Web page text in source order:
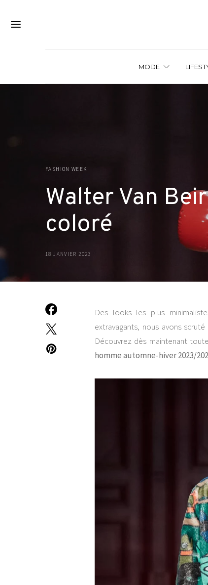
MODE
FASHION WEEK
Walter Van
coloré
18 JANVIER 2023
Des looks les plus
extravagants, nous avons
Découvrez dès maintenant
homme automne-hiver 2023/